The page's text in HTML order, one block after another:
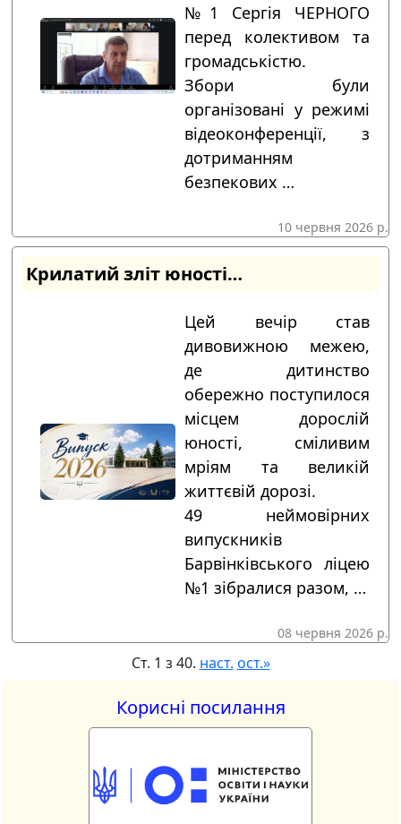
№1 Сергія ЧЕРНОГО
перед колективом та
громадськістю.
Збори були
організовані у режимі
відеоконференції, з
дотриманням
безпекових …
10 червня 2026 р.
Крилатий зліт юності…
Цей вечір став
дивовижною межею,
де дитинство
обережно поступилося
місцем дорослій
юності, сміливим
мріям та великій
життєвій дорозі.
49 неймовірних
випускників
Барвінківського ліцею
№1 зібралися разом, …
08 червня 2026 р.
Ст. 1 з 40. наст. ост.»
Корисні посилання